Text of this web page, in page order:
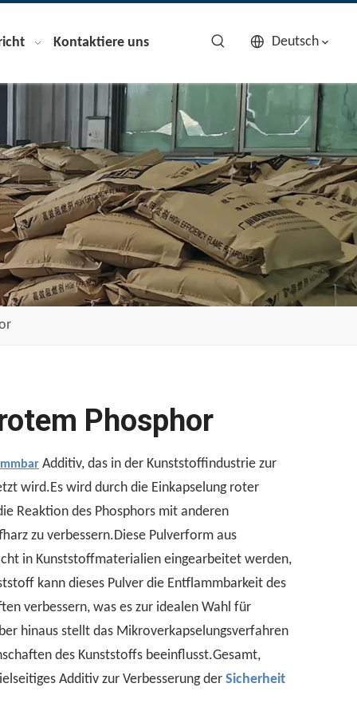
Kontaktiere uns Deutsch
Phosphor
Additiv, das in der Kunststoffindustrie zur
wird.Es wird durch die Einkapselung roter
Reaktion des Phosphors mit anderen
zu verbessern.Diese Pulverform aus
in Kunststoffmaterialien eingearbeitet werden,
kann dieses Pulver die Entflammbarkeit des
verbessern, was es zur idealen Wahl für
hinaus stellt das Mikroverkapselungsverfahren
des Kunststoffs beeinflusst.Gesamt,
Additiv zur Verbesserung der Sicherheit